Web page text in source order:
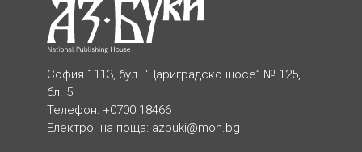
София 1113, бул. “Цариградско шосе” № 125,
бл. 5
Телефон: +0700 18466
Електронна поща: azbuki@mon.bg